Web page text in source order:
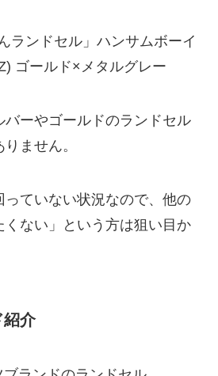
ーやゴールドのランドセル
ません。
っていない状況なので、他の
ない」という方は狙い目か
紹介